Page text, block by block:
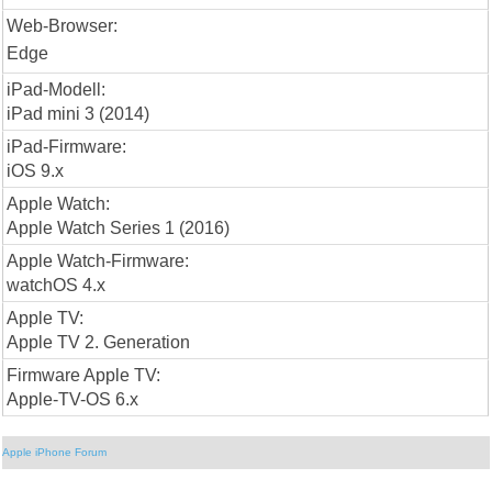
Web-Browser:
Edge
iPad-Modell:
iPad mini 3 (2014)
iPad-Firmware:
iOS 9.x
Apple Watch:
Apple Watch Series 1 (2016)
Apple Watch-Firmware:
watchOS 4.x
Apple TV:
Apple TV 2. Generation
Firmware Apple TV:
Apple-TV-OS 6.x
Apple iPhone Forum